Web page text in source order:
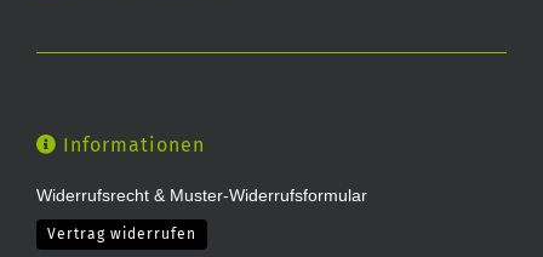
Informationen
Widerrufsrecht & Muster-Widerrufsformular
Vertrag widerrufen